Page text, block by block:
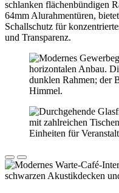
schlanken flächenbündigen
64mm Alurahmentüren,
Schallschutz für
und Transparenz.